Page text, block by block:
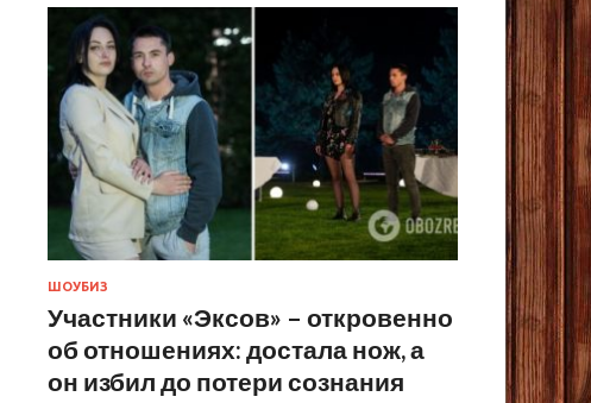
ШОУБИЗ
Участники «Эксов» – откровенно
об отношениях: достала нож, а
он избил до потери сознания